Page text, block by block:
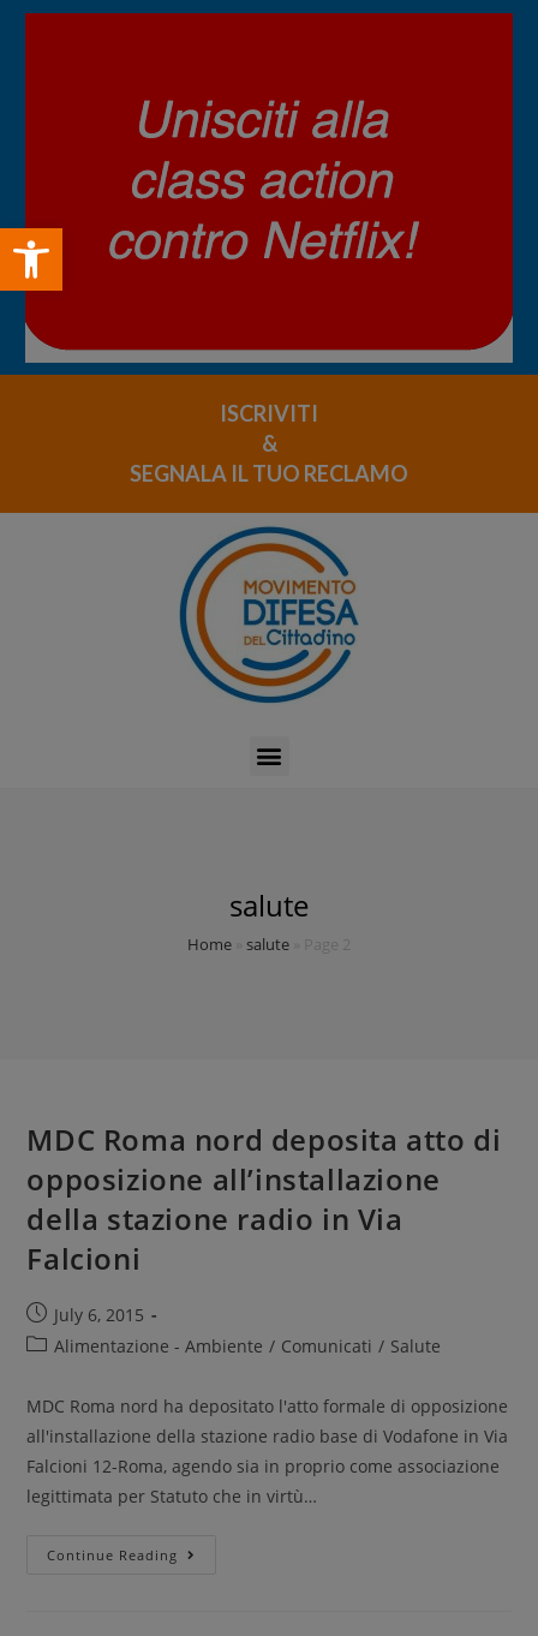
Open toolbar
ISCRIVITI
&
SEGNALA IL TUO RECLAMO
salute
Home salute Page 2
MDC Roma nord deposita atto di
opposizione all’installazione
della stazione radio in Via
Falcioni
July 6, 2015
Alimentazione - Ambiente / Comunicati / Salute
MDC Roma nord ha depositato l'atto formale di opposizione
all'installazione della stazione radio base di Vodafone in Via
Falcioni 12-Roma, agendo sia in proprio come associazione
legittimata per Statuto che in virtù…
Continue Reading